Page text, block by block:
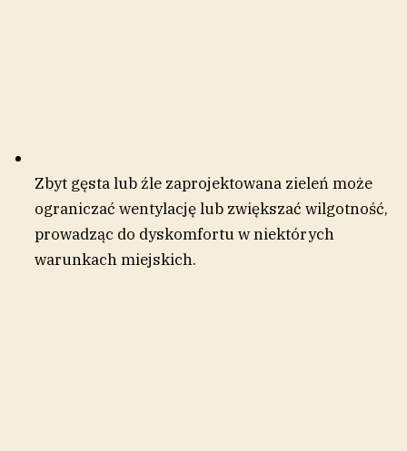
Zbyt gęsta lub źle zaprojektowana zieleń może
ograniczać wentylację lub zwiększać wilgotność,
prowadząc do dyskomfortu w niektórych
warunkach miejskich.